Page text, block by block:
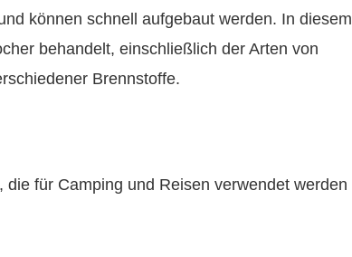
können schnell aufgebaut werden. In diesem
behandelt, einschließlich der Arten von
Brennstoffe.
für Camping und Reisen verwendet werden